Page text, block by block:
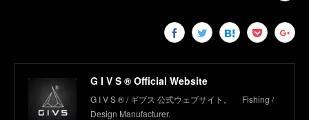
G I V S ® Official Website
G I V S ® / ギブス 公式ウェブサイト。 Fishing /
Design Manufacturer.